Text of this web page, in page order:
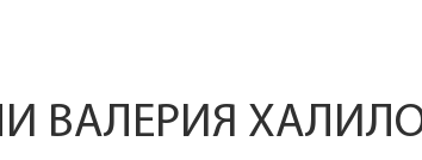
ВАЛЕРИЯ